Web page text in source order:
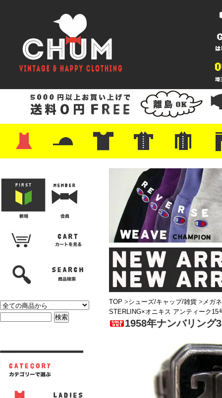
・レザーシューズ/スニーカー
・プリントTシャツ
・バンド/ツアー
・キャラクター
・Nike/adidas/スポーツ
・チャンピオン
・サーフ/スケート
・ボーダー/総柄/無地
・フットボール/リンガー
・タンクトップ/NBA・ポロシャツ
・半袖シャツ
・アロハ/サーフ/ボーリング
・ラルフ/ブランド
・無地/チェック/ストラ
・ワーク/ミリタリー/ウ
・ネル/ウール ・ショ
・アウ
・ジー
・
・ミリ
・コー
・コッ
・オー
・ジャ
ン
TOP >シューズ/キャップ/雑貨 > メガ
STERLING×オニキス アンティーク15
1958年ナンバリング